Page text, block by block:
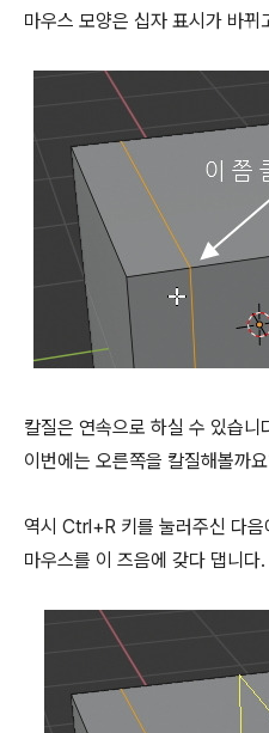
마우스 모양은 십자 표시가 바뀌
칼질은 연속으로 하실 수 있습니
이번에는 오른쪽을 칼질해볼까
역시 Ctrl+R 키를 눌러주신 다음
마우스를 이 즈음에 갖다 댑니다.